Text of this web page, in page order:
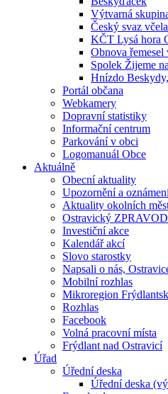
Výtvarná
Český svaz
KČT Lysá hora
Obnova řemesel
Spolek Žijeme
Hnízdo
Portál občana
Webkamery
Dopravní statistiky
Informační centrum
Parkování v obci
Logomanuál Obce
Aktuálně
Obecní aktuality
Upozornění a
Aktuality okolních
Ostravický
Investiční akce
Kalendář akcí
Slovo starostky
Napsali o nás,
Mobilní rozhlas
Mikroregion
Rozhlas
Facebook
Volná pracovní místa
Frýdlant nad Ostravicí
Úřad
Úřední deska
Úřední deska